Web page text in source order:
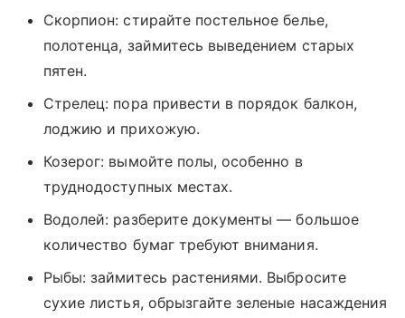
Скорпион: стирайте постельное белье,
полотенца, займитесь выведением старых
пятен.
Стрелец: пора привести в порядок балкон,
лоджию и прихожую.
Козерог: вымойте полы, особенно в
труднодоступных местах.
Водолей: разберите документы — большое
количество бумаг требуют внимания.
Рыбы: займитесь растениями. Выбросите
сухие листья, обрызгайте зеленые насаждения